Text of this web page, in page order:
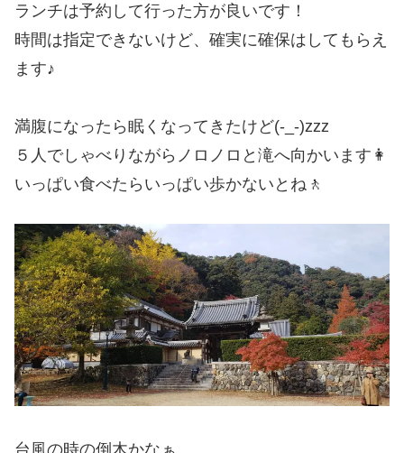
ランチは予約して行った方が良いです！
時間は指定できないけど、確実に確保はしてもらえ
ます♪
満腹になったら眠くなってきたけど(-_-)zzz
５人でしゃべりながらノロノロと滝へ向かいます👩
いっぱい食べたらいっぱい歩かないとね🚶